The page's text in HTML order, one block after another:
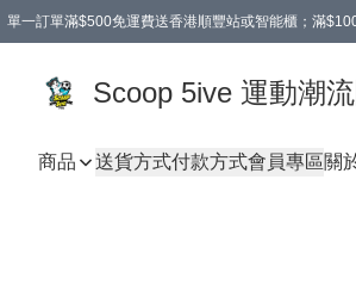
單一訂單滿$500免運費送香港順豐站或智能櫃；滿
Scoop 5ive 運動潮
商品 送貨方式付款方式會員專區關